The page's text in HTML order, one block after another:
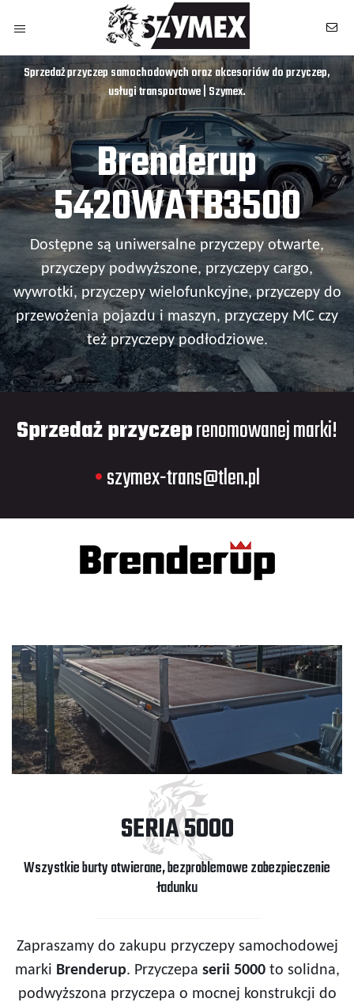
Sprzedaż przyczep samochodowych oraz akcesoriów do przyczep,
usługi transportowe | Szymex.
Brenderup
5420WATB3500
Dostępne są uniwersalne przyczepy otwarte,
przyczepy podwyższone, przyczepy cargo,
wywrotki, przyczepy wielofunkcyjne, przyczepy do
przewożenia pojazdu i maszyn, przyczepy MC czy
też przyczepy podłodziowe.
Sprzedaż przyczeprenomowanej marki!
•szymex-trans@tlen.pl
SERIA 5000
Wszystkie burty otwierane, bezproblemowe zabezpieczenie
ładunku
Zapraszamy do zakupu przyczepy samochodowej
marki Brenderup. Przyczepa serii 5000to solidna,
podwyższona przyczepa o mocnej konstrukcji do